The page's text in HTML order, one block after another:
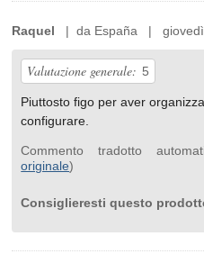
Raquel | da España | giovedì
Valutazione generale: 5
Piuttosto figo per aver
configurare.
Commento tradotto
originale)
Consiglieresti questo